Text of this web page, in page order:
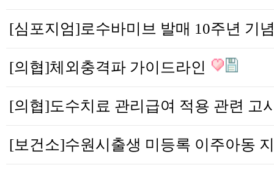
[의협]체외충격파 가이드라인